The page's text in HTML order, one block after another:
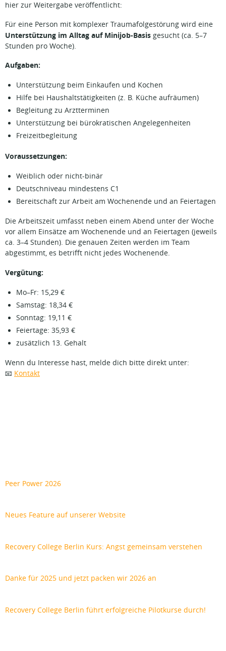
hier zur Weitergabe veröffentlicht:
Für eine Person mit komplexer Traumafolgestörung wird eine
Unterstützung im Alltag auf Minijob-Basis gesucht (ca. 5–7
Stunden pro Woche).
Aufgaben:
Unterstützung beim Einkaufen und Kochen
Hilfe bei Haushaltstätigkeiten (z. B. Küche aufräumen)
Begleitung zu Arztterminen
Unterstützung bei bürokratischen Angelegenheiten
Freizeitbegleitung
Voraussetzungen:
Weiblich oder nicht-binär
Deutschniveau mindestens C1
Bereitschaft zur Arbeit am Wochenende und an Feiertagen
Die Arbeitszeit umfasst neben einem Abend unter der Woche
vor allem Einsätze am Wochenende und an Feiertagen (jeweils
ca. 3–4 Stunden). Die genauen Zeiten werden im Team
abgestimmt, es betrifft nicht jedes Wochenende.
Vergütung:
Mo–Fr: 15,29 €
Samstag: 18,34 €
Sonntag: 19,11 €
Feiertage: 35,93 €
zusätzlich 13. Gehalt
Wenn du Interesse hast, melde dich bitte direkt unter:
📧 Kontakt
Peer Power 2026
Neues Feature auf unserer Website
Recovery College Berlin Kurs: Angst gemeinsam verstehen
Danke für 2025 und jetzt packen wir 2026 an
Recovery College Berlin führt erfolgreiche Pilotkurse durch!